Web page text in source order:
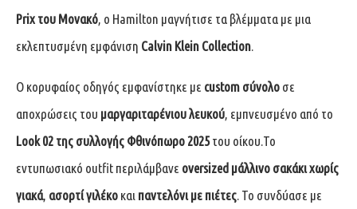
Prix του Μονακό, ο Hamilton μαγνήτισε τα βλέμματα με μια
εκλεπτυσμένη εμφάνιση Calvin Klein Collection.
Ο κορυφαίος οδηγός εμφανίστηκε με custom σύνολο σε
αποχρώσεις του μαργαριταρένιου λευκού, εμπνευσμένο από το
Look 02 της συλλογής Φθινόπωρο 2025του οίκου.Το
εντυπωσιακό outfit περιλάμβανε oversized μάλλινο σακάκι χωρίς
γιακά, ασορτί γιλέκο και παντελόνι με πιέτες. Το συνδύασε με